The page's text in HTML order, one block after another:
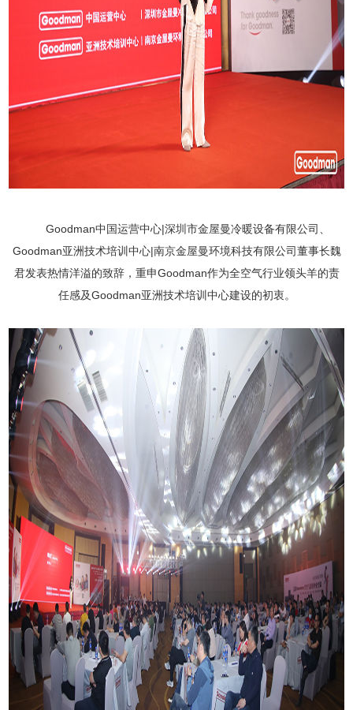
Goodman中国运营中心|深圳市金屋曼冷暖设备有限公司、
Goodman亚洲技术培训中心|南京金屋曼环境科技有限公司董事长魏
君发表热情洋溢的致辞，重申Goodman作为全空气行业领头羊的责
任感及Goodman亚洲技术培训中心建设的初衷。